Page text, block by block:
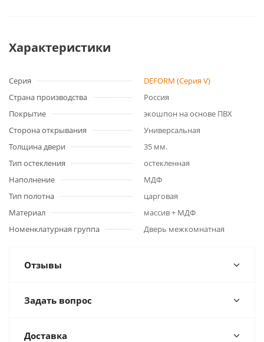
Характеристики
Серия
DEFORM (Серия V)
Страна производства
Россия
Покрытие
экошпон на основе ПВХ
Сторона открывания
Универсальная
Толщина двери
35 мм.
Тип остекления
остекленная
Наполнение
МДФ
Тип полотна
царговая
Материал
массив + МДФ
Номенклатурная группа
Дверь межкомнатная
Отзывы
Задать вопрос
Доставка